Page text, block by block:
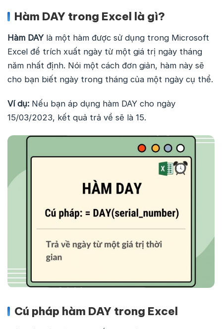
Hàm DAY trong Excel là gì?
Hàm DAYlà một hàm được sử dụng trong Microsoft
Excel để trích xuất ngày từ một giá trị ngày tháng
năm nhất định. Nói một cách đơn giản, hàm này sẽ
cho bạn biết ngày trong tháng của một ngày cụ thể.
Ví dụ: Nếu bạn áp dụng hàm DAY cho ngày
15/03/2023, kết quả trả về sẽ là 15.
Cú pháp hàm DAY trong Excel